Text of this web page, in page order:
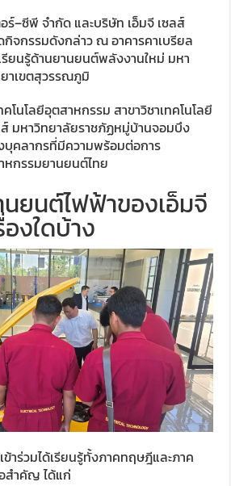
ร์–ซีพี จำกัด และบริษัท เอ็มจี เซลส์
กิจกรรมดังกล่าว ณ อาคารคาเบรียล
รียนรู้ด้านยานยนต์พลังงานใหม่ มหา
เขตสุวรรณภูมิ
โนโลยีอุตสาหกรรม สาขาวิชาเทคโนโลยี
มหาวิทยาลัยราชภัฏหมู่บ้านจอมบึง
บุคลากรที่มีความพร้อมต่อการ
กรรมยานยนต์ไทย
ยนต์ไฟฟ้าของเอ็มจี
งใดบ้าง
าร่วมได้เรียนรู้ทั้งภาคทฤษฎีและภาค
สำคัญ ได้แก่